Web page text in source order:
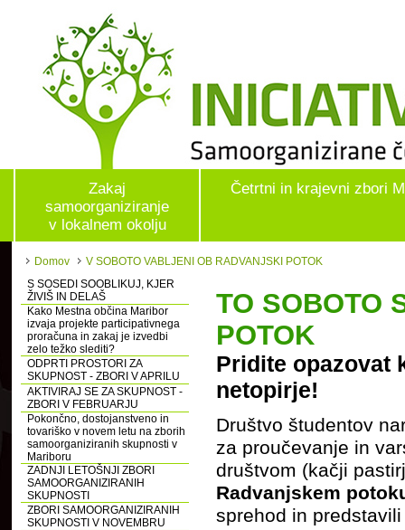
Zakaj
samoorganiziranje
v lokalnem okolju
Četrtni in krajevni zbori
Domov
V SOBOTO VABLJENI OB RADVANJSKI POTOK
S SOSEDI SOOBLIKUJ, KJER
ŽIVIŠ IN DELAŠ
Kako Mestna občina Maribor
izvaja projekte participativnega
proračuna in zakaj je izvedbi
zelo težko slediti?
ODPRTI PROSTORI ZA
SKUPNOST - ZBORI V APRILU
AKTIVIRAJ SE ZA SKUPNOST -
ZBORI V FEBRUARJU
Pokončno, dostojanstveno in
tovariško v novem letu na zborih
samoorganiziranih skupnosti v
Mariboru
ZADNJI LETOŠNJI ZBORI
SAMOORGANIZIRANIH
SKUPNOSTI
ZBORI SAMOORGANIZIRANIH
SKUPNOSTI V NOVEMBRU
TO SOBOTO
POTOK
Pridite opazovat
netopirje!
Društvo študentov
za proučevanje in
društvom (kačji
Radvanjskem
sprehod in